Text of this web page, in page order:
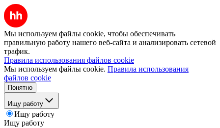
Мы используем файлы cookie, чтобы обеспечивать
правильную работу нашего веб-сайта и анализировать сетевой
трафик.
Правила использования файлов cookie
Мы используем файлы cookie. Правила использования
файлов cookie
Понятно
Ищу работу
Ищу работу
Ищу работу